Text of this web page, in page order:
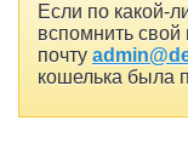
Если по какой-
вспомнить
почту
кошелька была